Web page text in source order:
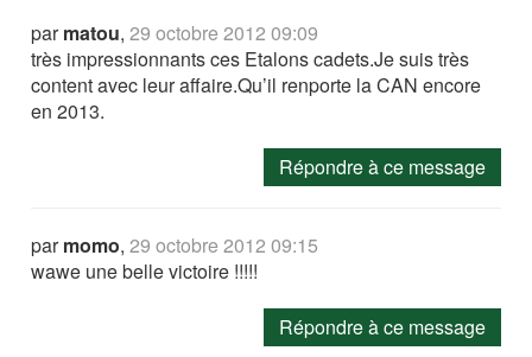
parmatou,29 octobre 2012 09:09
très impressionnants ces Etalons cadets.Je suis très
content avec leur affaire.Qu’il renporte la CAN encore
en 2013.
Répondre à ce message
parmomo,29 octobre 2012 09:15
wawe une belle victoire !!!!!
Répondre à ce message